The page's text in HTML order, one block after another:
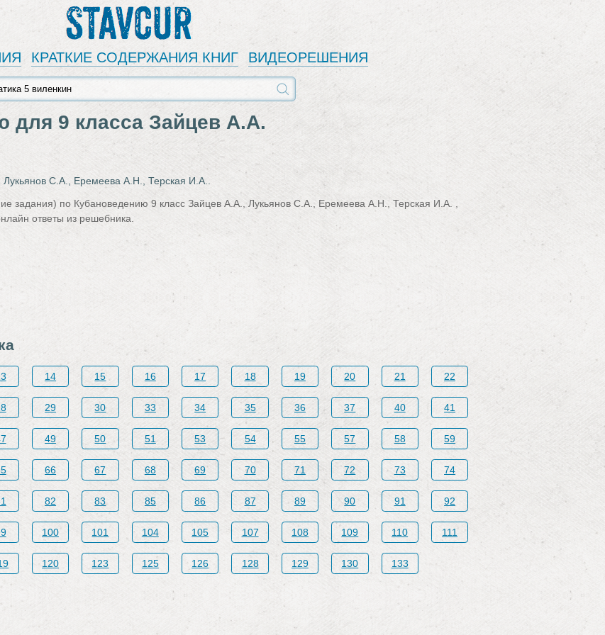
Stavcur
КРАТКИЕ СОДЕРЖАНИЯ КНИГ ВИДЕОРЕШЕНИЯ
для 9 класса Зайцев А.А.
С.А., Еремеева А.Н., Терская И.А..
задания) по Кубановедению 9 класс Зайцев А.А., Лукьянов С.А., Еремеева А.Н., Терская И.А. ,
ответы из решебника.
14 15 16 17 18 19 20 21 22
29 30 33 34 35 36 37 40 41
49 50 51 53 54 55 57 58 59
66 67 68 69 70 71 72 73 74
82 83 85 86 87 89 90 91 92
100 101 104 105 107 108 109 110 111
120 123 125 126 128 129 130 133